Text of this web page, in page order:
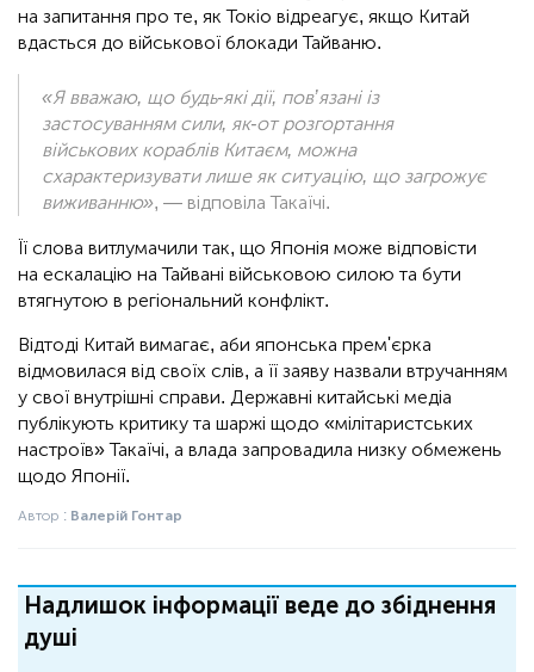
на запитання про те, як Токіо відреагує, якщо Китай
вдасться до військової блокади Тайваню.
«Я вважаю, що будь-які дії, пов’язані із
застосуванням сили, як-от розгортання
військових кораблів Китаєм, можна
схарактеризувати лише як ситуацію, що загрожує
виживанню», — відповіла Такаїчі.
Її слова витлумачили так, що Японія може відповісти
на ескалацію на Тайвані військовою силою та бути
втягнутою в регіональний конфлікт.
Відтоді Китай вимагає, аби японська прем'єрка
відмовилася від своїх слів, а її заяву назвали втручанням
у свої внутрішні справи. Державні китайські медіа
публікують критику та шаржі щодо «мілітаристських
настроїв» Такаїчі, а влада запровадила низку обмежень
щодо Японії.
Автор : Валерій Гонтар
Надлишок інформації веде до збіднення
душі